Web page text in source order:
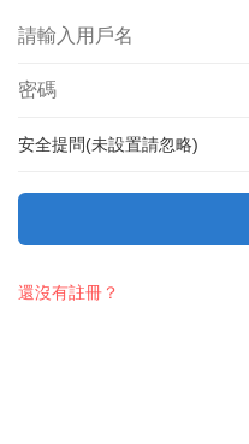
安全提問(未設置請忽略)
還沒有註冊？